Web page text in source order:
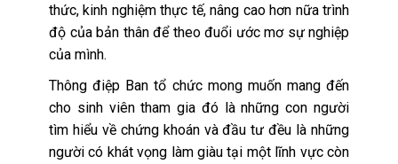
thức, kinh nghiệm thực tế, nâng cao hơn nữa trình
độ của bản thân để theo đuổi ước mơ sự nghiệp
của mình.
Thông điệp Ban tổ chức mong muốn mang đến
cho sinh viên tham gia đó là những con người
tìm hiểu về chứng khoán và đầu tư đều là những
người có khát vọng làm giàu tại một lĩnh vực còn